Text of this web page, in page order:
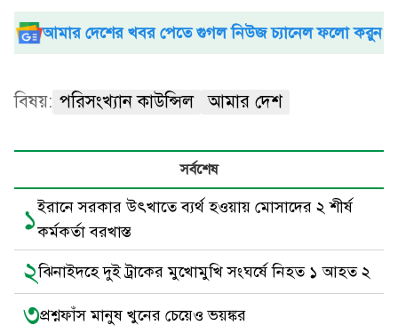
আমার দেশের খবর পেতে গুগল নিউজ চ্যানেল ফলো করুন
বিষয়: পরিসংখ্যান কাউন্সিল আমার দেশ
সর্বশেষ
১ইরানে সরকার উৎখাতে ব্যর্থ হওয়ায় মোসাদের ২ শীর্ষ
কর্মকর্তা বরখাস্ত
২ঝিনাইদহে দুই ট্রাকের মুখোমুখি সংঘর্ষে নিহত ১ আহত ২
৩প্রশ্নফাঁস মানুষ খুনের চেয়েও ভয়ঙ্কর